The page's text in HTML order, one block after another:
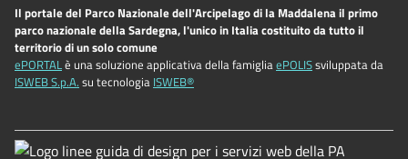
Il portale del Parco Nazionale dell'Arcipelago di la Maddalena il primo
parco nazionale della Sardegna, l'unico in Italia costituito da tutto il
territorio di un solo comune
ePORTALè una soluzione applicativa della famigliaePOLISsviluppata da
ISWEB S.p.A. su tecnologia ISWEB®